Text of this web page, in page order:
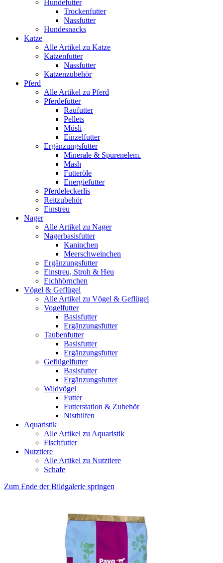
Hundefutter
Trockenfutter
Nassfutter
Hundesnacks
Katze
Alle Artikel zu Katze
Katzenfutter
Nassfutter
Katzenzubehör
Pferd
Alle Artikel zu Pferd
Pferdefutter
Raufutter
Pellets
Müsli
Einzelfutter
Ergänzungsfutter
Minerale & Spurenelem.
Mash
Futteröle
Energiefutter
Pferdeleckerlis
Reitzubehör
Einstreu
Nager
Alle Artikel zu Nager
Nagerbasisfutter
Kaninchen
Meerschweinchen
Ergänzungsfutter
Einstreu, Stroh & Heu
Eichhörnchen
Vögel & Geflügel
Alle Artikel zu Vögel & Geflügel
Vogelfutter
Basisfutter
Ergänzungsfutter
Taubenfutter
Basisfutter
Ergänzungsfutter
Geflügelfutter
Basisfutter
Ergänzungsfutter
Wildvögel
Futter
Futterstation & Zubehör
Nisthilfen
Aquaristik
Alle Artikel zu Aquaristik
Fischfutter
Nutztiere
Alle Artikel zu Nutztiere
Schafe
Zum Ende der Bildgalerie springen